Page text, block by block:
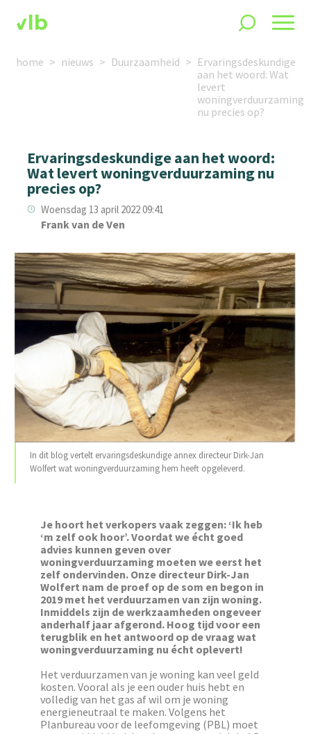
home nieuws Duurzaamheid
Ervaringsdeskundige
aan het woord: Wat
levert
woningverduurzaming
nu precies op?
Ervaringsdeskundige aan het woord:
Wat levert woningverduurzaming nu
precies op?
Woensdag 13 april 2022 09:41
Frank van de Ven
In dit blog vertelt ervaringsdeskundige annex directeur Dirk-Jan
Wolfert wat woningverduurzaming hem heeft opgeleverd.
Je hoort het verkopers vaak zeggen: ‘Ik heb
‘m zelf ook hoor’. Voordat we écht goed
advies kunnen geven over
woningverduurzaming moeten we eerst het
zelf ondervinden. Onze directeur Dirk-Jan
Wolfert nam de proef op de som en begon in
2019 met het verduurzamen van zijn woning.
Inmiddels zijn de werkzaamheden ongeveer
anderhalf jaar afgerond. Hoog tijd voor een
terugblik en het antwoord op de vraag wat
woningverduurzaming nu écht oplevert!
Het verduurzamen van je woning kan veel geld
kosten. Vooral als je een ouder huis hebt en
volledig van het gas af wil om je woning
energieneutraal te maken. Volgens het
Planbureau voor de leefomgeving (PBL) moet